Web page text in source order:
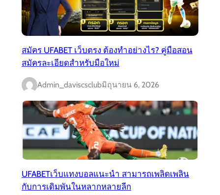
สมัคร UFABET เว็บตรง ต้องทำอย่างไร? คู่มือสอน
สมัครละเอียดสำหรับมือใหม่
Admin_daviscsclubมิถุนายน 6, 2026
UFABETเว็บแทงบอลแนะนำ สามารถเพลิดเพลิน
กับการเดิมพันในหลากหลายลีก